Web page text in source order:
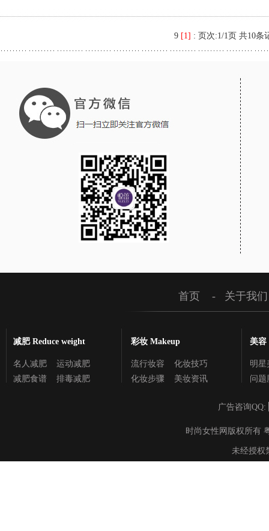
9 [1] : 页次:1/1页 共10条
首页 - 关于我们
减肥 Reduce weight
名人减肥
运动减肥
减肥食谱
排毒减肥
彩妆 Makeup
流行妆容
化妆技巧
化妆步骤
美妆资讯
美容
明星
问题
广告咨询QQ:
时尚女性网版权所有
未经授权